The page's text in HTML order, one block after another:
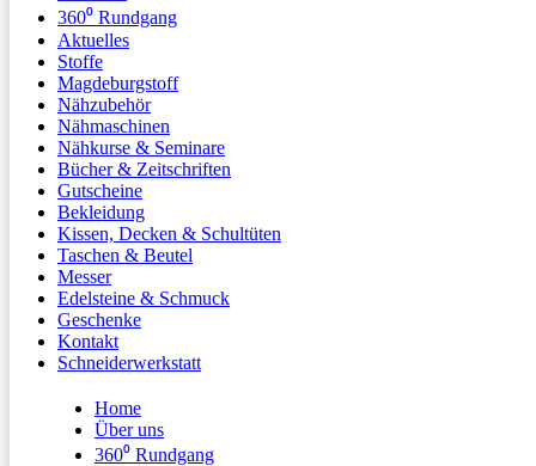
360⁰ Rundgang
Aktuelles
Stoffe
Magdeburgstoff
Nähzubehör
Nähmaschinen
Nähkurse & Seminare
Bücher & Zeitschriften
Gutscheine
Bekleidung
Kissen, Decken & Schultüten
Taschen & Beutel
Messer
Edelsteine & Schmuck
Geschenke
Kontakt
Schneiderwerkstatt
Home
Über uns
360⁰ Rundgang